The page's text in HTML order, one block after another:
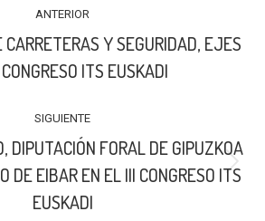
ANTERIOR
Publicación
anterior:
CARRETERAS Y SEGURIDAD, EJES
ITS EUSKADI
SIGUIENTE
Publicación
DIPUTACIÓN FORAL DE GIPUZKOA
DE EIBAR EN EL III CONGRESO ITS
EUSKADI